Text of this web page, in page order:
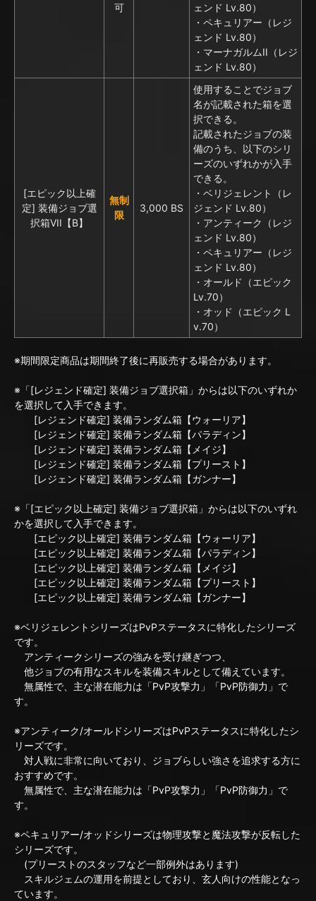
可
ェンド Lv.80）
・ペキュリアー（レジ
ェンド Lv.80）
・マーナガルムII（レジ
ェンド Lv.80）
[エピック以上確
定] 装備ジョブ選
択箱VII【B】
無制
限
3,000 BS
使用することでジョブ
名が記載された箱を選
択できる。
記載されたジョブの装
備のうち、以下のシリ
ーズのいずれかが入手
できる。
・ベリジェレント（レ
ジェンド Lv.80）
・アンティーク（レジ
ェンド Lv.80）
・ペキュリアー（レジ
ェンド Lv.80）
・オールド（エピック
Lv.70）
・オッド（エピック L
v.70）
※期間限定商品は期間終了後に再販売する場合があります。
※「[レジェンド確定] 装備ジョブ選択箱」からは以下のいずれか
を選択して入手できます。
[レジェンド確定] 装備ランダム箱【ウォーリア】
[レジェンド確定] 装備ランダム箱【パラディン】
[レジェンド確定] 装備ランダム箱【メイジ】
[レジェンド確定] 装備ランダム箱【プリースト】
[レジェンド確定] 装備ランダム箱【ガンナー】
※「[エピック以上確定] 装備ジョブ選択箱」からは以下のいずれ
かを選択して入手できます。
[エピック以上確定] 装備ランダム箱【ウォーリア】
[エピック以上確定] 装備ランダム箱【パラディン】
[エピック以上確定] 装備ランダム箱【メイジ】
[エピック以上確定] 装備ランダム箱【プリースト】
[エピック以上確定] 装備ランダム箱【ガンナー】
※ベリジェレントシリーズはPvPステータスに特化したシリーズ
です。
アンティークシリーズの強みを受け継ぎつつ、
他ジョブの有用なスキルを装備スキルとして備えています。
無属性で、主な潜在能力は「PvP攻撃力」「PvP防御力」で
す。
※アンティーク/オールドシリーズはPvPステータスに特化したシ
リーズです。
対人戦に非常に向いており、ジョブらしい強さを追求する方に
おすすめです。
無属性で、主な潜在能力は「PvP攻撃力」「PvP防御力」で
す。
※ペキュリアー/オッドシリーズは物理攻撃と魔法攻撃が反転した
シリーズです。
(プリーストのスタッフなど一部例外はあります)
スキルジェムの運用を前提としており、玄人向けの性能となっ
ています。